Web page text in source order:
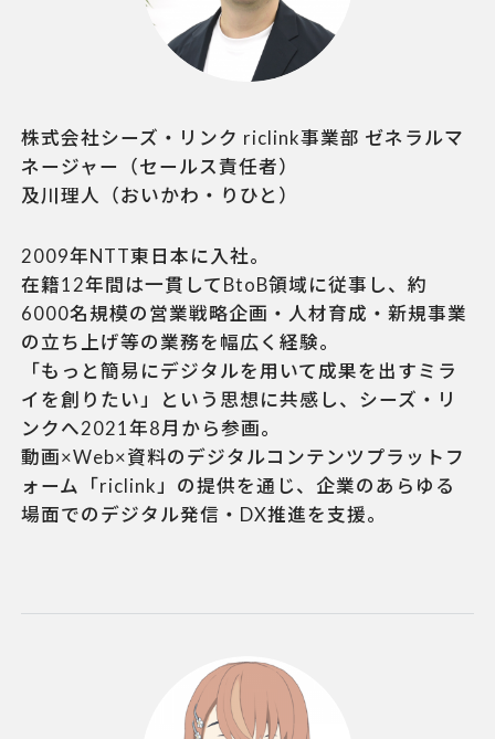
株式会社シーズ・リンク riclink事業部 ゼネラルマ
ネージャー（セールス責任者）
及川理人
（おいかわ・りひと）
2009年NTT東日本に入社。
在籍12年間は一貫してBtoB領域に従事し、約
6000名規模の営業戦略企画・人材育成・新規事業
の立ち上げ等の業務を幅広く経験。
「もっと簡易にデジタルを用いて成果を出すミラ
イを創りたい」という思想に共感し、シーズ・リ
ンクへ2021年8月から参画。
動画×Web×資料のデジタルコンテンツプラットフ
ォーム「riclink」の提供を通じ、企業のあらゆる
場面でのデジタル発信・DX推進を支援。